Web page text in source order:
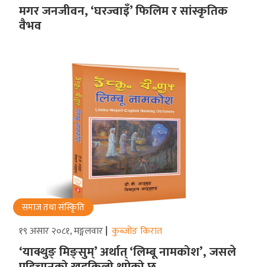
मगर जनजीवन, ‘घरज्वाइँ’ फिलिम र सांस्कृतिक
वैभव
समाज तथा संस्किृति
१९ असार २०८१, मङ्गलवार कुब्जोङ किरात
‘याक्थुङ् मिङ्सुम्’ अर्थात् ‘लिम्बू नामकोश’, जसले